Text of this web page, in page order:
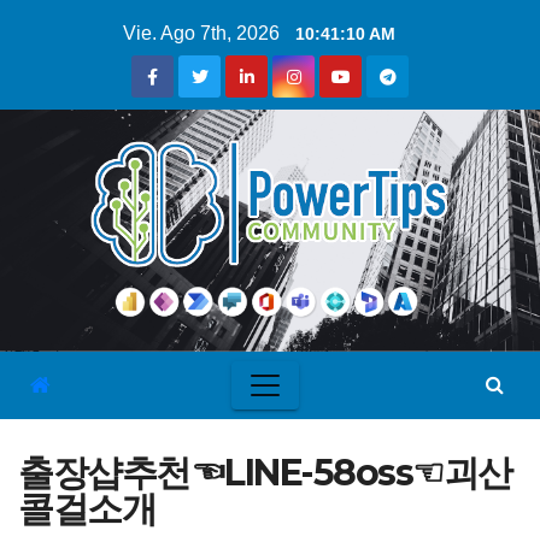
Vie. Ago 7th, 2026 10:41:11 AM
출장샵추천☜LINE-58oss☜괴산
콜걸소개